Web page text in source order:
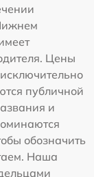
Цены
публичной
и
обозначить
Наша